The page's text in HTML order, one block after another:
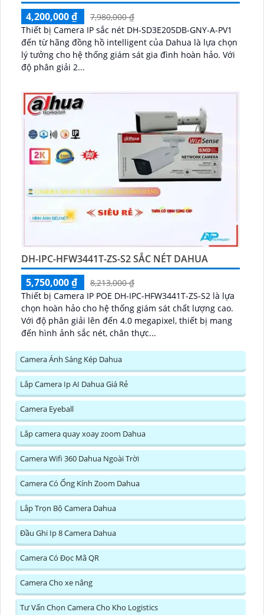
4,200,000 ₫
7,980,000 ₫
Thiết bị Camera IP sắc nét DH-SD3E205DB-GNY-A-PV1
đến từ hãng đồng hồ intelligent của Dahua là lựa chọn
lý tưởng cho hệ thống giám sát gia đình hoàn hảo. Với
độ phân giải 2...
DH-IPC-HFW3441T-ZS-S2 SẮC NÉT DAHUA
5,750,000 ₫
8,213,000 ₫
Thiết bị Camera IP POE DH-IPC-HFW3441T-ZS-S2 là lựa
chọn hoàn hảo cho hệ thống giám sát chất lượng cao.
Với độ phân giải lên đến 4.0 megapixel, thiết bị mang
đến hình ảnh sắc nét, chân thực...
Camera Ánh Sáng Kép Dahua
Lắp Camera Ip AI Dahua Giá Rẻ
Camera Eyeball
Lắp camera quay xoay zoom Dahua
Camera Wifi 360 Dahua Ngoài Trời
Camera Có Ống Kính Zoom Dahua
Lắp Trọn Bộ Camera Dahua
Đầu Ghi Ip 8 Camera Dahua
Camera Có Đọc Mã QR
Camera Cho xe nâng
Tư Vấn Chọn Camera Cho Kho Logistics